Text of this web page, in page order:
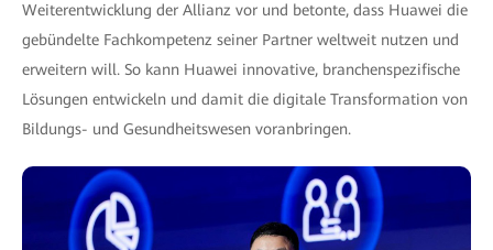
Weiterentwicklung der Allianz vor und betonte, dass Huawei die
gebündelte Fachkompetenz seiner Partner weltweit nutzen und
erweitern will. So kann Huawei innovative, branchenspezifische
Lösungen entwickeln und damit die digitale Transformation von
Bildungs- und Gesundheitswesen voranbringen.